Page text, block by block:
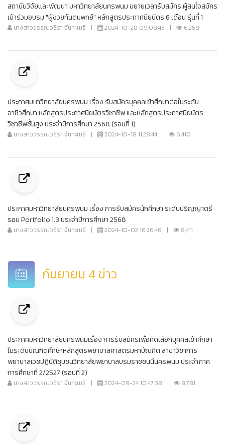
สถาบันวิจัยเเละพัฒนา มหาวิทยาลัยนครพนม ขยายเวลารับสมัคร ผู้สนใจสมัคร
เข้าร่วมอบรม "ผู้ช่วยทันตแพทย์" หลักสูตรประกาศนียบัตร 6 เดือน รุ่นที่ 1
นางสาววรรณวชิรา จันทะเมธี | 2024-10-28 09:08:43 | 6,259
ประกาศมหาวิทยาลัยนครพนม เรื่อง รับสมัครบุคคลเข้าศึกษาต่อในระดับ
อาชีวศึกษา หลักสูตรประกาศนียบัตรวิชาชีพ และหลักสูตรประกาศนียบัตร
วิชาชีพชั้นสูง ประจำปีการศึกษา 2568 (รอบที่ 1)
นางสาววรรณวชิรา จันทะเมธี | 2024-10-18 11:28:44 | 6,410
ประกาศมหาวิทยาลัยนครพนม เรื่อง การรับสมัครนักศึกษา ระดับปริญญาตรี
รอบ Portfolio 1.3 ประจำปีการศึกษา 2568
นางสาววรรณวชิรา จันทะเมธี | 2024-10-02 16:26:46 | 8,411
กันยายน 4 ข่าว
ประกาศมหาวิทยาลัยนครพนมเรื่อง การรับสมัครเพื่อคัดเลือกบุคคลเข้าศึกษา
ในระดับบัณฑิตศึกษาหลักสูตรพยาบาลศาสตรมหาบัณฑิต สาขาวิชาการ
พยาบาลเวชปฏิบัติชุมชนวิทยาลัยพยาบาลบรมราชชนนึนครพนม ประจำภาค
การศึกษาที่ 2/2527 (รอบที่ 2)
นางสาววรรณวชิรา จันทะเมธี | 2024-09-24 10:47:38 | 8,781